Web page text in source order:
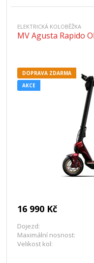
ELEKTRICKÁ KOLOBĚŽKA
MV Agusta Rapido
DOPRAVA ZDARMA
AKCE
16 990 Kč
Dojezd:
Maximální nosnost:
Velikost kol: